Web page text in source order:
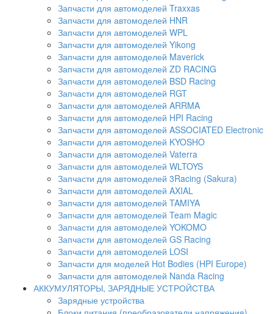
Запчасти для автомоделей Traxxas
Запчасти для автомоделей HNR
Запчасти для автомоделей WPL
Запчасти для автомоделей Yikong
Запчасти для автомоделей Maverick
Запчасти для автомоделей ZD RACING
Запчасти для автомоделей BSD Racing
Запчасти для автомоделей RGT
Запчасти для автомоделей ARRMA
Запчасти для автомоделей HPI Racing
Запчасти для автомоделей ASSOCIATED Electronic
Запчасти для автомоделей KYOSHO
Запчасти для автомоделей Vaterra
Запчасти для автомоделей WLTOYS
Запчасти для автомоделей 3Racing (Sakura)
Запчасти для автомоделей AXIAL
Запчасти для автомоделей TAMIYA
Запчасти для автомоделей Team Magic
Запчасти для автомоделей YOKOMO
Запчасти для автомоделей GS Racing
Запчасти для автомоделей LOSI
Запчасти для моделей Hot Bodies (HPI Europe)
Запчасти для автомоделей Nanda Racing
АККУМУЛЯТОРЫ, ЗАРЯДНЫЕ УСТРОЙСТВА
Зарядные устройства